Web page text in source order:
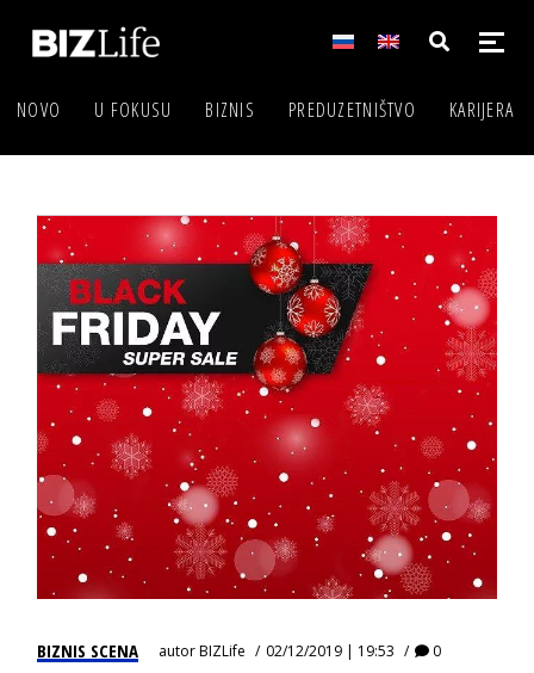
NOVO U FOKUSU BIZNIS PREDUZETNIŠTVO KARIJERA
BIZNIS SCENA autorBIZLife 02/12/2019 | 19:53 0